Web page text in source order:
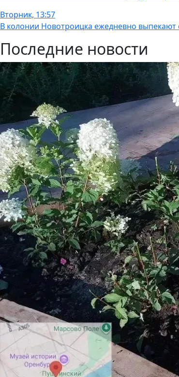
Вторник, 13:57
В колонии Новотроицка ежедневно
Последние новости